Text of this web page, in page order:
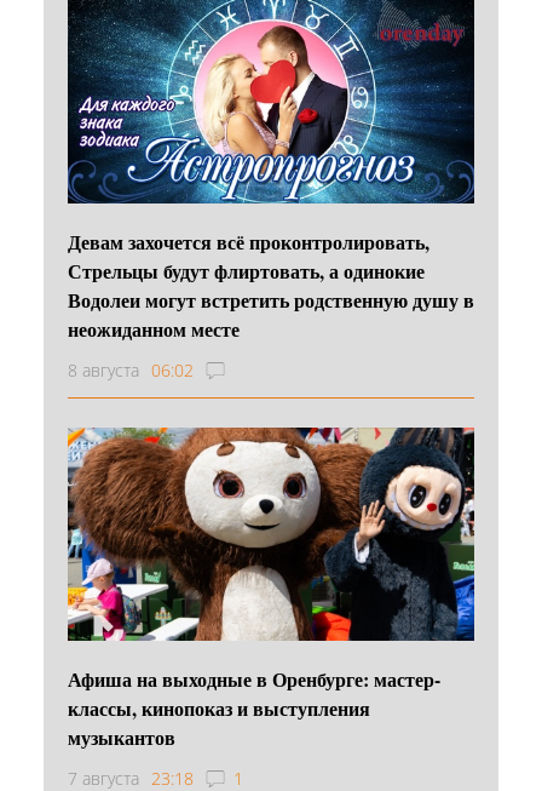
Девам захочется всё проконтролировать,
Стрельцы будут флиртовать, а одинокие
Водолеи могут встретить родственную душу в
неожиданном месте
8 августа 06:02
Афиша на выходные в Оренбурге: мастер-
классы, кинопоказ и выступления
музыкантов
7 августа 23:18 1